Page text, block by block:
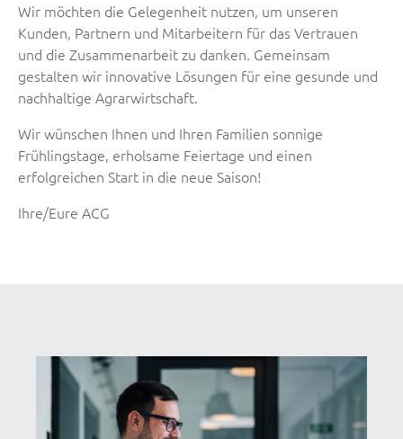
Wir möchten die Gelegenheit nutzen, um unseren
Kunden, Partnern und Mitarbeitern für das Vertrauen
und die Zusammenarbeit zu danken. Gemeinsam
gestalten wir innovative Lösungen für eine gesunde und
nachhaltige Agrarwirtschaft.
Wir wünschen Ihnen und Ihren Familien sonnige
Frühlingstage, erholsame Feiertage und einen
erfolgreichen Start in die neue Saison!
Ihre/Eure ACG